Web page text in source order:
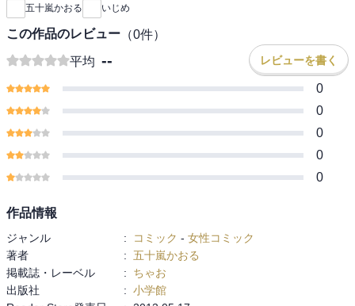
五十嵐かおる いじめ
この作品のレビュー （0件）
平均 -- レビューを書く
0
0
0
0
0
作品情報
ジャンル : コミック - 女性コミック
著者
:
五十嵐かおる
掲載誌・レーベル
:
ちゃお
出版社
: 小学館